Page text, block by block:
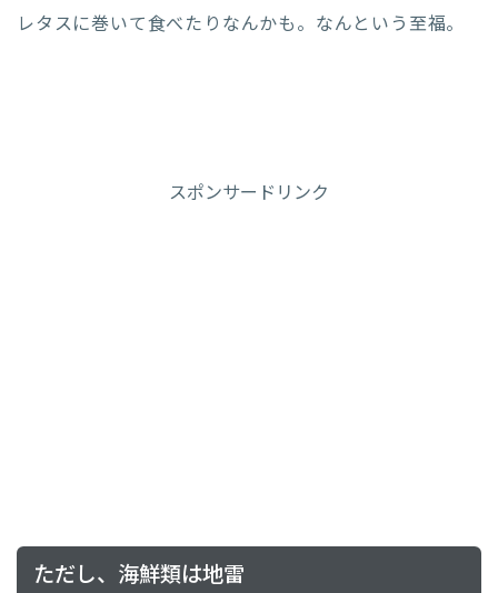
レタスに巻いて食べたりなんかも。なんという至福。
スポンサードリンク
ただし、海鮮類は地雷